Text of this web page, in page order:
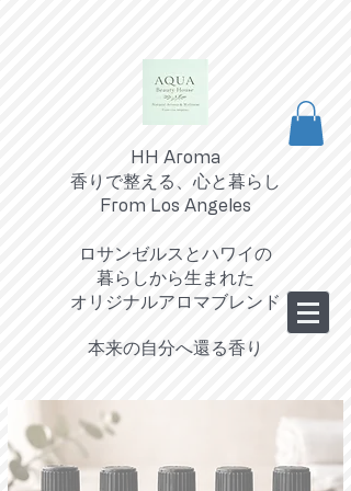
HH Aroma
香りで整える、心と暮らし
From Los Angeles
ロサンゼルスとハワイの
暮らしから生まれた
オリジナルアロマブレンド
​本来の自分へ還る香り